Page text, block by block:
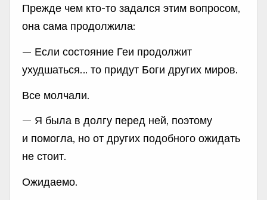
Прежде чем кто-то задался этим вопросом,
она сама продолжила:
— Если состояние Геи продолжит
ухудшаться… то придут Боги других миров.
Все молчали.
— Я была в долгу перед ней, поэтому
и помогла, но от других подобного ожидать
не стоит.
Ожидаемо.